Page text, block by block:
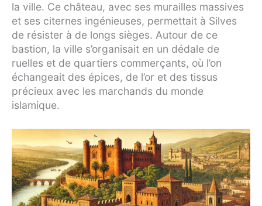
la ville. Ce château, avec ses murailles massives
et ses citernes ingénieuses, permettait à Silves
de résister à de longs sièges. Autour de ce
bastion, la ville s’organisait en un dédale de
ruelles et de quartiers commerçants, où l’on
échangeait des épices, de l’or et des tissus
précieux avec les marchands du monde
islamique.